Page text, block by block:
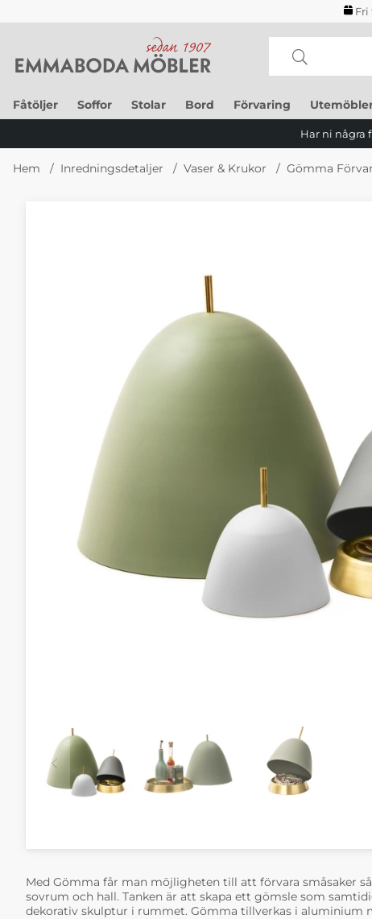
Fri
Fåtöljer Soffor Stolar Bord Förvaring
Har ni några
Hem Inredningsdetaljer Vaser & Krukor Gömma
Med Gömma får man möjligheten till att förvara småsaker
sovrum och hall. Tanken är att skapa ett gömsle som
dekorativ skulptur i rummet. Gömma tillverkas i aluminium